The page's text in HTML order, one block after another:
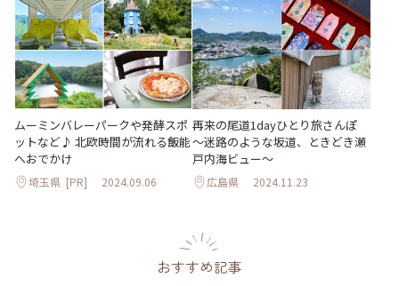
ムーミンバレーパークや発酵スポ
ットなど♪ 北欧時間が流れる飯能
へおでかけ
埼玉県 [PR] 2024.09.06
再来の尾道1dayひとり旅さんぽ
～迷路のような坂道、ときどき瀬
戸内海ビュー～
広島県 2024.11.23
おすすめ記事